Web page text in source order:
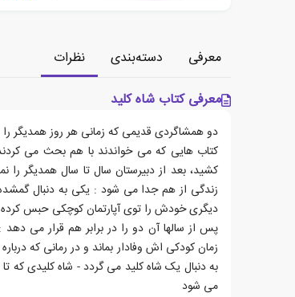
معرفی دسته‌بندی
نظرات
معرفی کتاب شاه کلید
دو همشاگردی قدیمی که زمانی هر روز همدیگر
کتاب هایی که می خواندند با هم بحث می
کشید، بعد از دبیرستان سال تا سال همدیگر را
زندگی از هم جدا می شود : یکی به دنبال
دیگری خودش را توی آپارتمان کوچکی حبس کرده
پس از سالها آن دو را در برابر هم قرار می
زمان کودکی اش وفادار بماند و در رمانی که
به دنبال یک شاه کلید می گردد - شاه کلیدی که
می شود